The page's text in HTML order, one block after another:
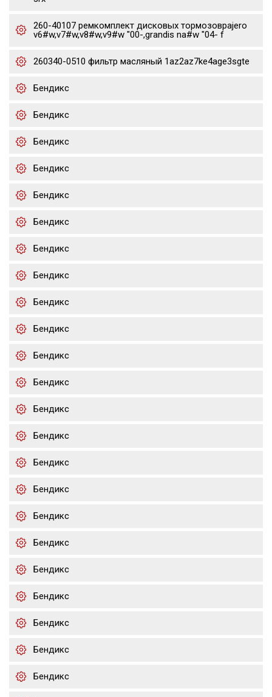
260-40107 ремкомплект дисковых тормозовpajero
v6#w,v7#w,v8#w,v9#w "00-,grandis na#w "04- f
260340-0510 фильтр масляный 1az2az7ke4age3sgte
Бендикс
Бендикс
Бендикс
Бендикс
Бендикс
Бендикс
Бендикс
Бендикс
Бендикс
Бендикс
Бендикс
Бендикс
Бендикс
Бендикс
Бендикс
Бендикс
Бендикс
Бендикс
Бендикс
Бендикс
Бендикс
Бендикс
Бендикс